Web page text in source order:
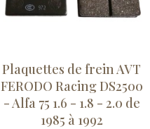
Plaquettes de frein AVT
FERODO Racing DS2500
- Alfa 75 1.6 - 1.8 - 2.0 de
1985 à 1992